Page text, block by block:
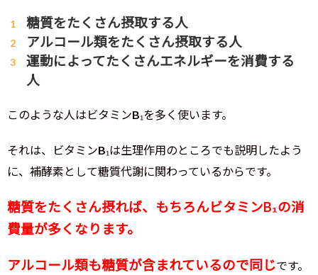
糖質をたくさん摂取する人
アルコール類をたくさん摂取する人
運動によってたくさんエネルギーを消費する
人
このような人はビタミンB₁を多く使います。
それは、ビタミンB₁は生理作用のところでも説明したよう
に、補酵素として糖質代謝に関わっているからです。
糖質をたくさん摂れば、もちろんビタミンB₁の消
費量が多くなります。
アルコール類も糖質が含まれているので同じです。